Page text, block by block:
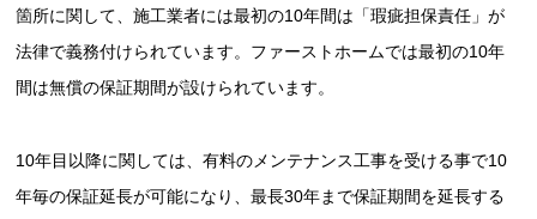
箇所に関して、施工業者には最初の10年間は「瑕疵担保責任」が
法律で義務付けられています。ファーストホームでは最初の10年
間は無償の保証期間が設けられています。
10年目以降に関しては、有料のメンテナンス工事を受ける事で10
年毎の保証延長が可能になり、最長30年まで保証期間を延長する